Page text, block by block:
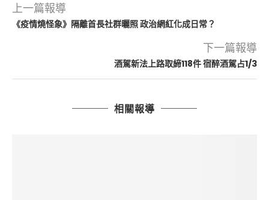
上一篇報導
《疫情燒怪象》隔離首長社群曬照 政治網紅化成日常？
下一篇報導
酒駕新法上路取締118件 宿醉酒駕占1/3
相關報導